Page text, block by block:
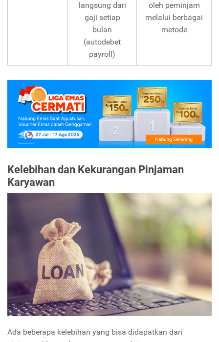
langsung dari
gaji setiap
bulan
(autodebet
payroll)
oleh peminjam
melalui berbagai
metode
Kelebihan dan Kekurangan Pinjaman
Karyawan
Ada beberapa kelebihan yang bisa didapatkan dari